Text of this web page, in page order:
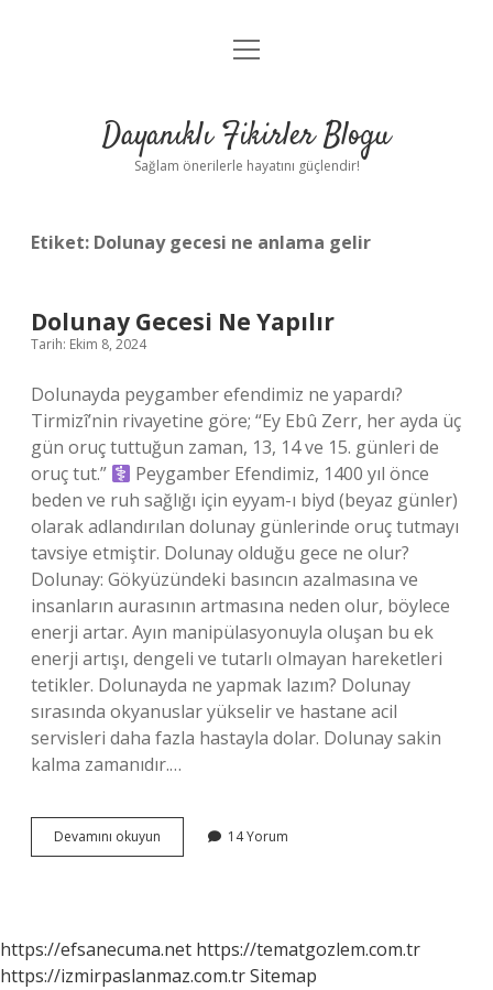
Anasayfa
Yasal Uyarı
menüyü
Dayanıklı Fikirler Blogu
Sağlam önerilerle hayatını güçlendir!
Etiket: Dolunay gecesi ne anlama gelir
Dolunay Gecesi Ne Yapılır
Tarih: Ekim 8, 2024
Dolunayda peygamber efendimiz ne yapardı?
Tirmizî’nin rivayetine göre; “Ey Ebû Zerr, her ayda üç
gün oruç tuttuğun zaman, 13, 14 ve 15. günleri de
oruç tut.”
Peygamber Efendimiz, 1400 yıl önce
beden ve ruh sağlığı için eyyam-ı biyd (beyaz günler)
olarak adlandırılan dolunay günlerinde oruç tutmayı
tavsiye etmiştir. Dolunay olduğu gece ne olur?
Dolunay: Gökyüzündeki basıncın azalmasına ve
insanların aurasının artmasına neden olur, böylece
enerji artar. Ayın manipülasyonuyla oluşan bu ek
enerji artışı, dengeli ve tutarlı olmayan hareketleri
tetikler. Dolunayda ne yapmak lazım? Dolunay
sırasında okyanuslar yükselir ve hastane acil
servisleri daha fazla hastayla dolar. Dolunay sakin
kalma zamanıdır.…
Devamını okuyun Dolunay
Gecesi
14 Yorum
https://efsanecuma.net https://tematgozlem.com.tr
https://izmirpaslanmaz.com.trSitemap